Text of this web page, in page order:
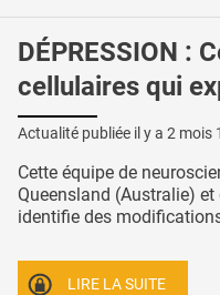
DÉPRESSION :
cellulaires qui
Actualité publiée il y a 2 mois
Cette équipe de
Queensland (Australie)
identifie des
LIRE LA SUITE